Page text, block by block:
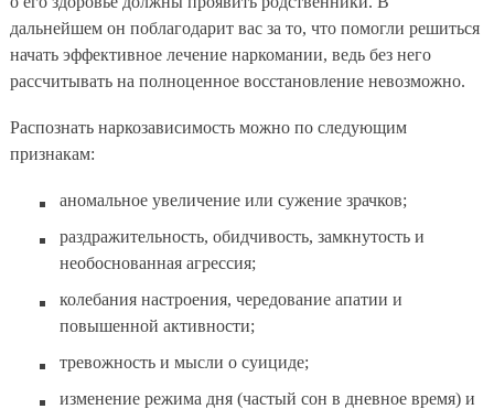
дальнейшем он поблагодарит вас за то, что помогли решиться
начать эффективное лечение наркомании, ведь без него
рассчитывать на полноценное восстановление невозможно.
Распознать наркозависимость можно по следующим
признакам:
аномальное увеличение или сужение зрачков;
раздражительность, обидчивость, замкнутость и
необоснованная агрессия;
колебания настроения, чередование апатии и
повышенной активности;
тревожность и мысли о суициде;
изменение режима дня (частый сон в дневное время) и